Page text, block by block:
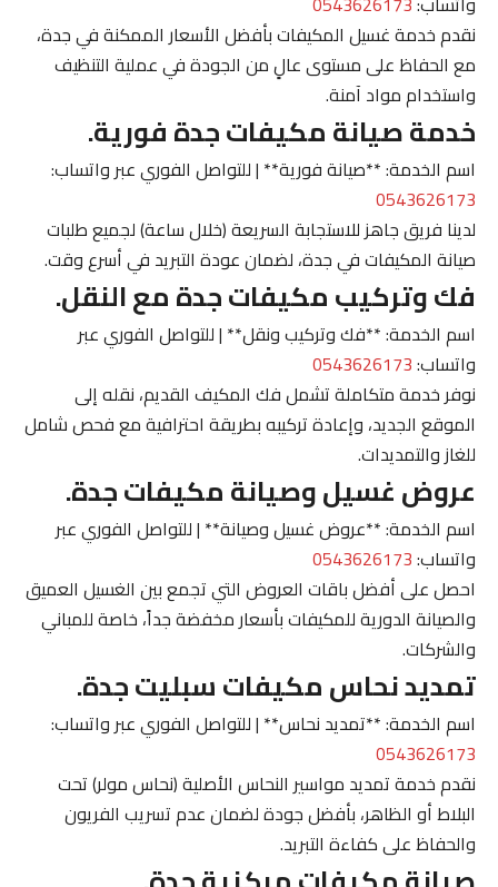
نقدم خدمة غسيل المكيفات بأفضل الأسعار الممكنة في جدة،
مع الحفاظ على مستوى عالٍ من الجودة في عملية التنظيف
واستخدام مواد آمنة.
خدمة صيانة مكيفات جدة فورية.
اسم الخدمة: **صيانة فورية** | للتواصل الفوري عبر واتساب:
0543626173
لدينا فريق جاهز للاستجابة السريعة (خلال ساعة) لجميع طلبات
صيانة المكيفات في جدة، لضمان عودة التبريد في أسرع وقت.
فك وتركيب مكيفات جدة مع النقل.
اسم الخدمة: **فك وتركيب ونقل** | للتواصل الفوري عبر
واتساب:0543626173
نوفر خدمة متكاملة تشمل فك المكيف القديم، نقله إلى
الموقع الجديد، وإعادة تركيبه بطريقة احترافية مع فحص شامل
للغاز والتمديدات.
عروض غسيل وصيانة مكيفات جدة.
اسم الخدمة: **عروض غسيل وصيانة** | للتواصل الفوري عبر
واتساب:0543626173
احصل على أفضل باقات العروض التي تجمع بين الغسيل العميق
والصيانة الدورية للمكيفات بأسعار مخفضة جداً، خاصة للمباني
والشركات.
تمديد نحاس مكيفات سبليت جدة.
اسم الخدمة: **تمديد نحاس** | للتواصل الفوري عبر واتساب:
0543626173
نقدم خدمة تمديد مواسير النحاس الأصلية (نحاس مولر) تحت
البلاط أو الظاهر، بأفضل جودة لضمان عدم تسريب الفريون
والحفاظ على كفاءة التبريد.